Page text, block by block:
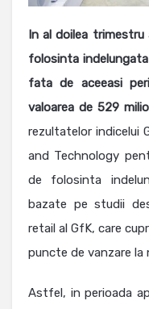
In al doilea trimestru
folosinta
fata de aceeasi
valoarea de 529
rezultatelor indicelui
and Technology
de folosinta
bazate pe studii
retail al GfK, care
puncte de vanzare la
Astfel, in perioada